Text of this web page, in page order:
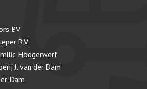
BV
B.V.
Hoogerwerf
J. van der Dam
Dam